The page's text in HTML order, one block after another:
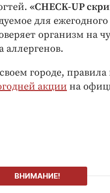
«CHECK-UP
для
организм на
аллергенов.
городе,
акции на
ВНИМАНИЕ!